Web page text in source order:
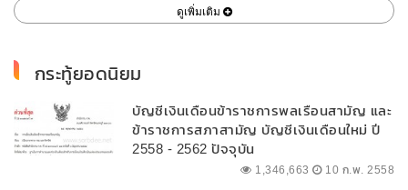
ดูเพิ่มเติม
กระทู้ยอดนิยม
บัญชีเงินเดือนข้าราชการพลเรือนสามัญ และ
ข้าราชการสภาสามัญ บัญชีเงินเดือนใหม่ ปี
2558 - 2562 ปัจจุบัน
1,346,663 10 ก.พ. 2558